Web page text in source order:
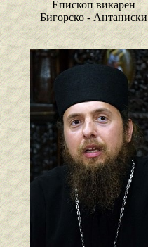
Епископ викарен
Бигорско - Антаниски